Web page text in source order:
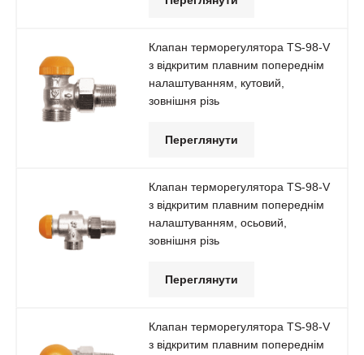
Клапан терморегулятора TS-98-V
з відкритим плавним попереднім
налаштуванням, кутовий,
зовнішня різь
Переглянути
Клапан терморегулятора TS-98-V
з відкритим плавним попереднім
налаштуванням, осьовий,
зовнішня різь
Переглянути
Клапан терморегулятора TS-98-V
з відкритим плавним попереднім